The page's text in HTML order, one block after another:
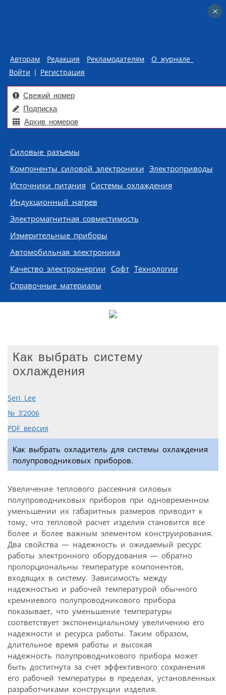
Авторам Редакция Рекламодателям
О журнале
Войти | Регистрация
Свежий номер
Подписка
Архив номеров
Skip to content
Силовые разъемы
Компоненты силовой электроники Электроприводы
Источники питания Системы охлаждения
Индукционный нагрев
Электромагнитная совместимость
Измерительные приборы
Автомобильная электроника
Качество электроэнергии Софт Технологии
Справочные материалы
Как выбрать систему
охлаждения
Seri Lee
№ 3’2006
PDF версия
Как выбрать охладитель для системы охлаждения
полупроводниковых приборов.
Увеличение теплового рассеяния силовых
полупроводниковых приборов при одновременном
уменьшении их габаритных размеров приводит к
тому, что тепловой расчет изделия становится все
более и более важным элементом конструирования.
Два свойства — надежность и ожидаемый ресурс
работы электронного оборудования — обратно
пропорциональны температуре компонентов,
входящих в систему. Зависимость между
надежностью и рабочей температурой обычного
кремниевого полупроводникового прибора
показывает, что уменьшение температуры
соответствует экспоненциальному увеличению его
надежности и ресурса работы. Таким образом,
длительное время работы и высокая
надежность полупроводникового прибора может
быть достигнута за счет эффективного сохранения
его рабочей температуры в пределах, установленных
разработчиками конструкции изделия.
×
×